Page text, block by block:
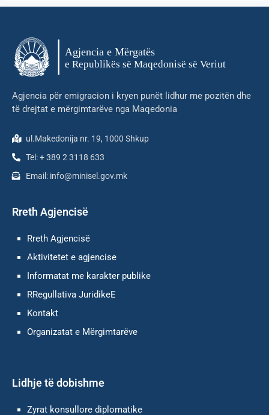
Agjencia për emigracion i kryen punët lidhur me pozitën dhe
të drejtat e mërgimtarëve nga Maqedonia
ul.Makedonija nr. 19, 1000 Shkup
Tel: + 389 2 3118 633
Email: info@minisel.gov.mk
Rreth Agjencisë
Rreth Agjencisë
Aktivitetet e agjencise
Informatat me karakter publike
RRegullativa JuridikeE
Kontakt
Оrganizatat e Mërgimtarëve
Lidhje të dobishme
Zyrat konsullore diplomatike